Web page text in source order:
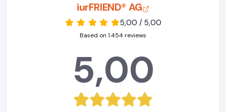
iurFRIEND® AG
5,00 / 5,00
Based on 1.454 reviews
5,00